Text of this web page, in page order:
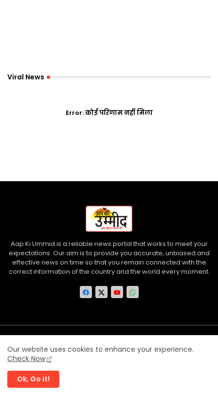
Viral News
Error:कोई परिणाम नहीं मिला
Aap Ki Ummid is a reliable news portal that works to meet your
expectations. Our aim is to provide you accurate, unbiased and
effective news on time so that you remain connected with the
correct information of the country and the world every moment.
©
Disclaimer
Terms and Conditions
Our website uses cookies to enhance your experience.
Check Now
Ok, Go it!